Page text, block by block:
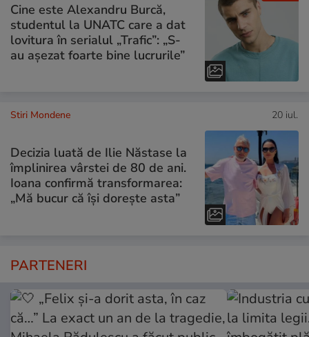
Cine este Alexandru Burcă,
studentul la UNATC care a dat
lovitura în serialul „Trafic”: „S-
au așezat foarte bine lucrurile”
Stiri Mondene 20 iul.
Decizia luată de Ilie Năstase la
împlinirea vârstei de 80 de ani.
Ioana confirmă transformarea:
„Mă bucur că își dorește asta”
PARTENERI